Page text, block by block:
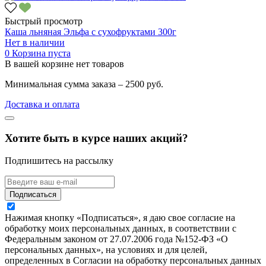
Быстрый просмотр
Каша льняная Эльфа с сухофруктами 300г
Нет в наличии
0 Корзина пуста
В вашей корзине нет товаров
Минимальная сумма заказа – 2500 руб.
Доставка и оплата
Хотите быть в курсе наших акций?
Подпишитесь на рассылку
Подписаться
Нажимая кнопку «Подписаться», я даю свое согласие на
обработку моих персональных данных, в соответствии с
Федеральным законом от 27.07.2006 года №152-ФЗ «О
персональных данных», на условиях и для целей,
определенных в Согласии на обработку персональных данных